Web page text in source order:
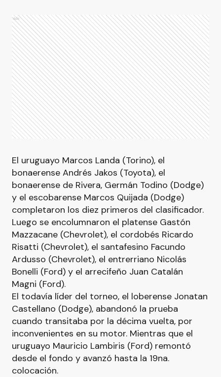
Ads
El uruguayo Marcos Landa (Torino), el
bonaerense Andrés Jakos (Toyota), el
bonaerense de Rivera, Germán Todino (Dodge)
y el escobarense Marcos Quijada (Dodge)
completaron los diez primeros del clasificador.
Luego se encolumnaron el platense Gastón
Mazzacane (Chevrolet), el cordobés Ricardo
Risatti (Chevrolet), el santafesino Facundo
Ardusso (Chevrolet), el entrerriano Nicolás
Bonelli (Ford) y el arrecifeño Juan Catalán
Magni (Ford).
El todavía líder del torneo, el loberense Jonatan
Castellano (Dodge), abandonó la prueba
cuando transitaba por la décima vuelta, por
inconvenientes en su motor. Mientras que el
uruguayo Mauricio Lambiris (Ford) remontó
desde el fondo y avanzó hasta la 19na.
colocación.